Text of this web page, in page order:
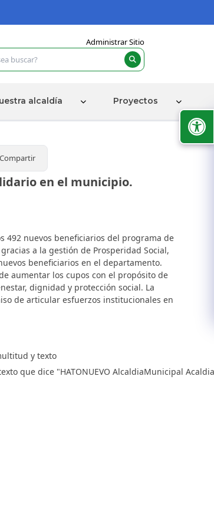
Administrar Sitio
alcaldía Proyectos
Compartir
en el municipio.
492 nuevos beneficiarios del programa de
a la gestión de Prosperidad Social,
beneficiarios en el departamento.
aumentar los cupos con el propósito de
dignidad y protección social. La
de articular esfuerzos institucionales en